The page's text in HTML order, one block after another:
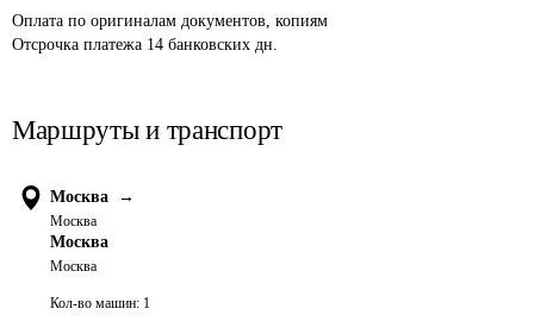
Оплата по оригиналам документов, копиям
Отсрочка платежа 14 банковских дн.
Маршруты и транспорт
Москва →
Москва
Москва
Москва
Кол-во машин: 1